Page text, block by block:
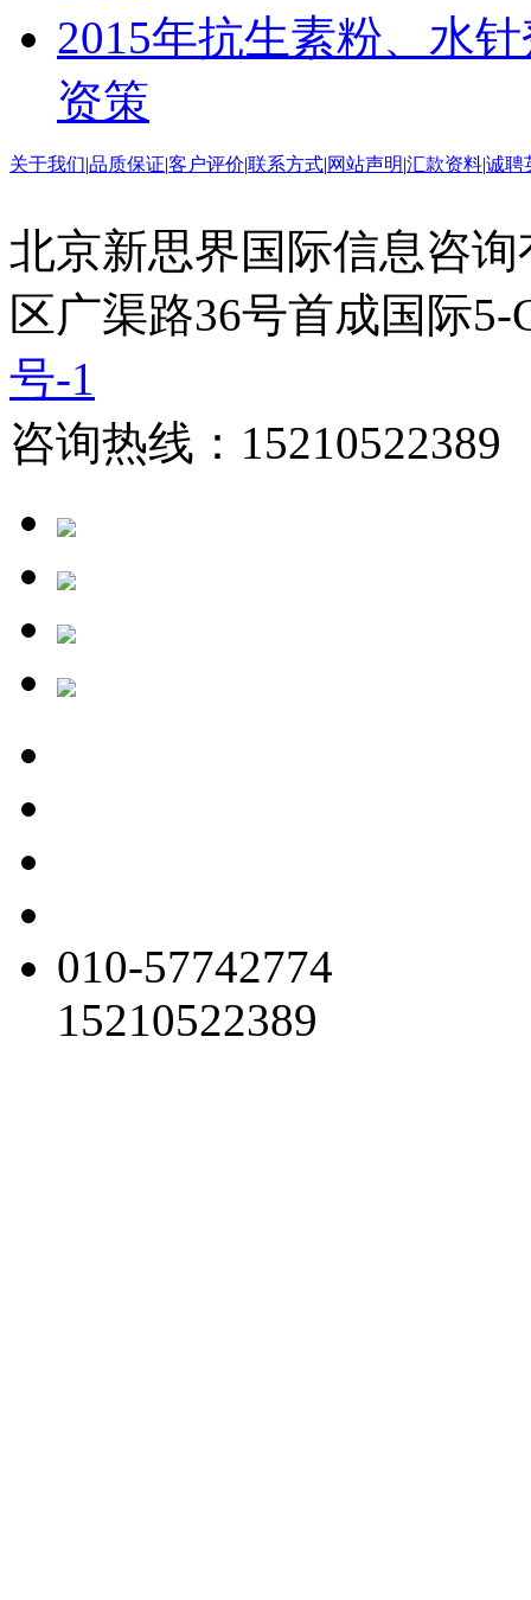
2015年抗生素粉、水
资策
关于我们|品质保证|客户评价|联系方式|网站声明|汇款资料|诚聘
北京新思界国际信息咨
区广渠路36号首成国际
号-1
咨询热线：
010-57742774
15210522389